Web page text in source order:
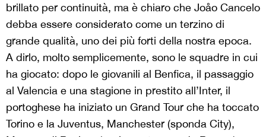
brillato per continuità, ma è chiaro che Joåo Cancelo
debba essere considerato come un terzino di
grande qualità, uno dei più forti della nostra epoca.
A dirlo, molto semplicemente, sono le squadre in cui
ha giocato: dopo le giovanili al Benfica, il passaggio
al Valencia e una stagione in prestito all’Inter, il
portoghese ha iniziato un Grand Tour che ha toccato
Torino e la Juventus, Manchester (sponda City),